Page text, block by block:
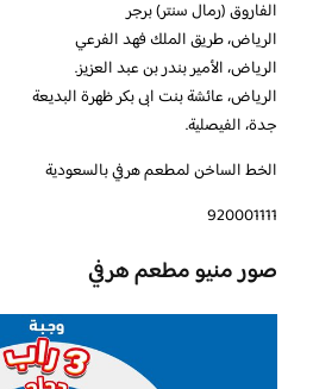
الفاروق (رمال سنتر) برجر
الرياض، طريق الملك فهد الفرعي
الرياض، الأمير بندر بن عبد العزيز.
الرياض، عائشة بنت ابى بكر ظهرة البديعة
جدة، الفيصلية.
الخط الساخن لمطعم هرفي بالسعودية
920001111
صور منيو مطعم هرفي